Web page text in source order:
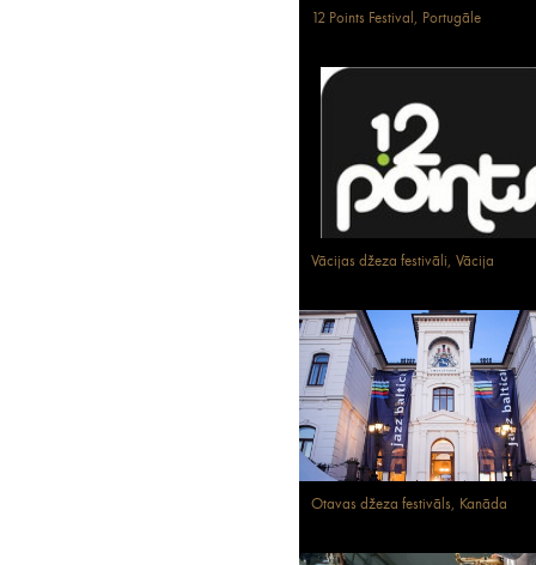
12 Points Festival, Portugāle
Vācijas džeza festivāli, Vācija
Otavas džeza festivāls, Kanāda